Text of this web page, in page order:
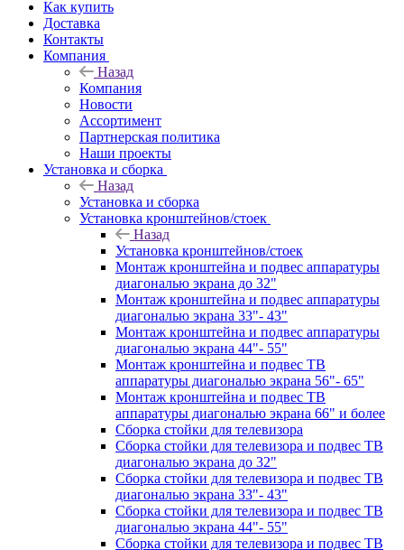
Как купить
Доставка
Контакты
Компания
Назад
Компания
Новости
Ассортимент
Партнерская политика
Наши проекты
Установка и сборка
Назад
Установка и сборка
Установка кронштейнов/стоек
Назад
Установка кронштейнов/стоек
Монтаж кронштейна и подвес аппаратуры
диагональю экрана до 32"
Монтаж кронштейна и подвес аппаратуры
диагональю экрана 33"- 43"
Монтаж кронштейна и подвес аппаратуры
диагональю экрана 44"- 55"
Монтаж кронштейна и подвес ТВ
аппаратуры диагональю экрана 56"- 65"
Монтаж кронштейна и подвес ТВ
аппаратуры диагональю экрана 66" и более
Сборка стойки для телевизора
Сборка стойки для телевизора и подвес ТВ
диагональю экрана до 32"
Сборка стойки для телевизора и подвес ТВ
диагональю экрана 33"- 43"
Сборка стойки для телевизора и подвес ТВ
диагональю экрана 44"- 55"
Сборка стойки для телевизора и подвес ТВ